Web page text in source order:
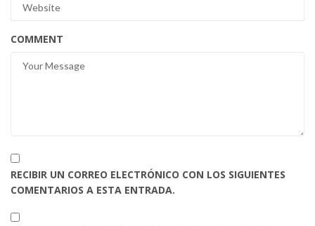
COMMENT
RECIBIR UN CORREO ELECTRÓNICO CON LOS SIGUIENTES
COMENTARIOS A ESTA ENTRADA.